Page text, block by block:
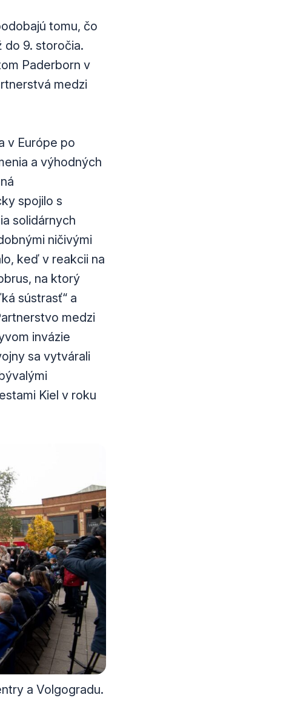
tomu, čo
do 9. storočia.
Paderborn v
medzi
v Európe po
a výhodných
spojilo s
solidárnych
ničivými
keď v reakcii na
na ktorý
sústrasť“ a
medzi
invázie
sa vytvárali
Kiel v roku
a Volgogradu.